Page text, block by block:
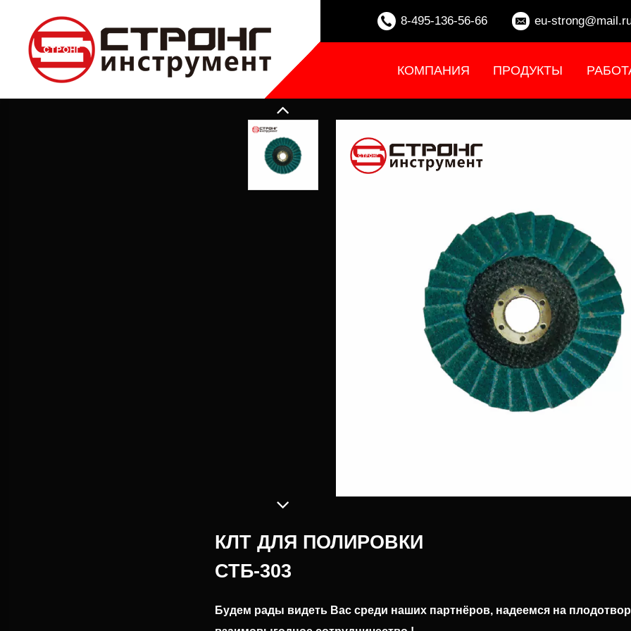
8-495-136-56-66 eu-
КОМПАНИЯ ПРОДУКТЫ
КЛТ ДЛЯ ПОЛИРОВКИ
СТБ-303
Будем рады видеть Вас среди наших партнёров, надеемся на